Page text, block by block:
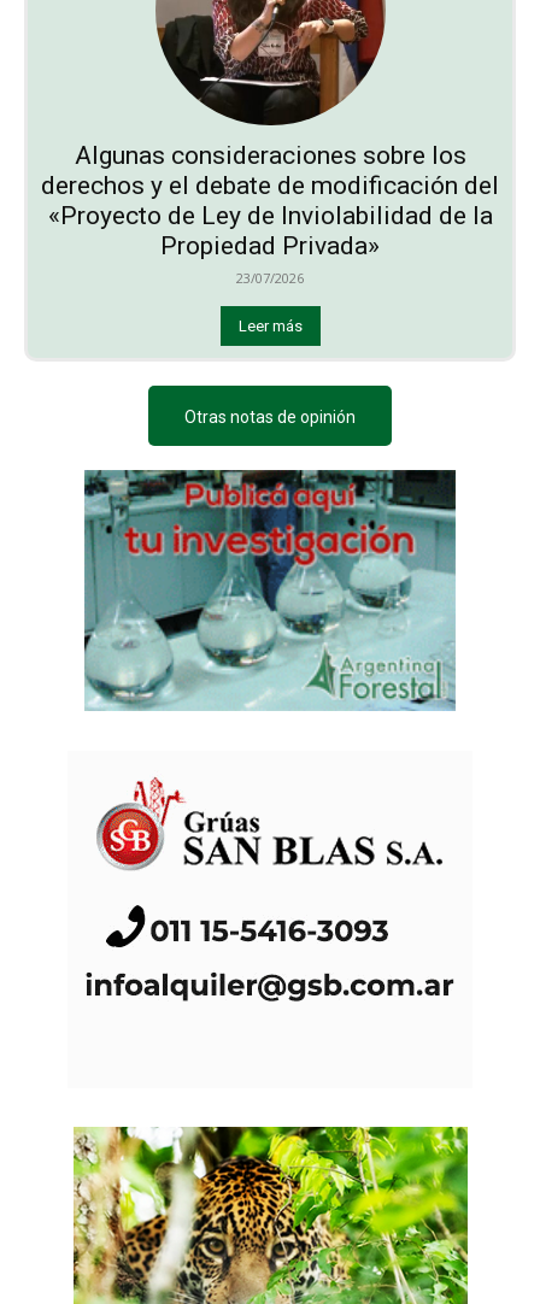
Algunas consideraciones sobre los
derechos y el debate de modificación del
«Proyecto de Ley de Inviolabilidad de la
Propiedad Privada»
23/07/2026
Leer más
Otras notas de opinión